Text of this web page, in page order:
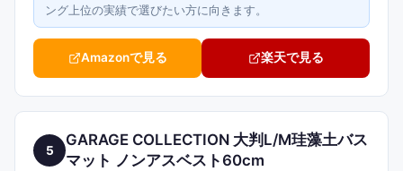
ング上位の実績で選びたい方に向きます。
Amazonで見る 楽天で見る
5
GARAGE COLLECTION 大判L/M珪藻土バス
マット ノンアスベスト60cm